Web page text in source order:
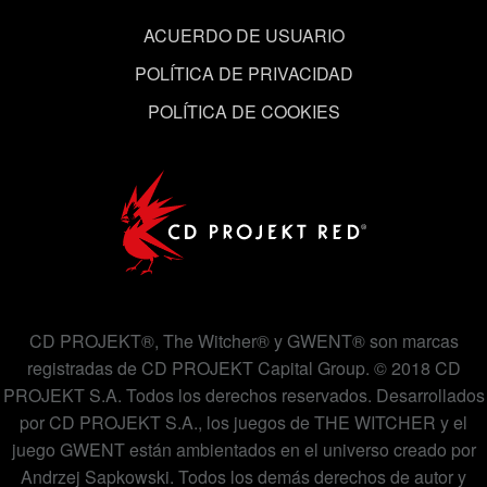
ACUERDO DE USUARIO
POLÍTICA DE PRIVACIDAD
POLÍTICA DE COOKIES
CD PROJEKT®, The Witcher® y GWENT® son marcas
registradas de CD PROJEKT Capital Group. © 2018 CD
PROJEKT S.A. Todos los derechos reservados. Desarrollados
por CD PROJEKT S.A., los juegos de THE WITCHER y el
juego GWENT están ambientados en el universo creado por
Andrzej Sapkowski. Todos los demás derechos de autor y